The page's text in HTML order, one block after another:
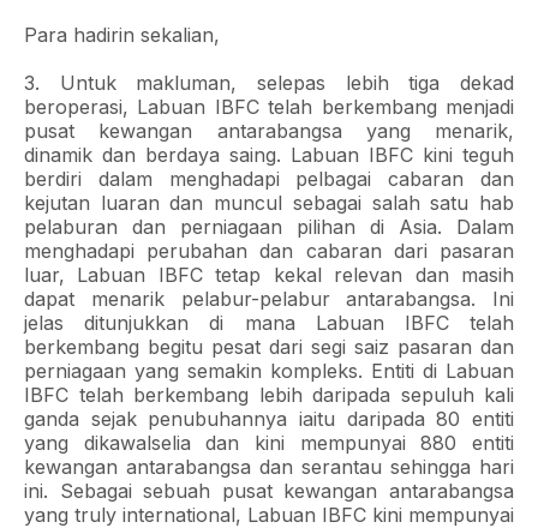
Para hadirin sekalian,
3. Untuk makluman, selepas lebih tiga dekad
beroperasi, Labuan IBFC telah berkembang menjadi
pusat kewangan antarabangsa yang menarik,
dinamik dan berdaya saing. Labuan IBFC kini teguh
berdiri dalam menghadapi pelbagai cabaran dan
kejutan luaran dan muncul sebagai salah satu hab
pelaburan dan perniagaan pilihan di Asia. Dalam
menghadapi perubahan dan cabaran dari pasaran
luar, Labuan IBFC tetap kekal relevan dan masih
dapat menarik pelabur-pelabur antarabangsa. Ini
jelas ditunjukkan di mana Labuan IBFC telah
berkembang begitu pesat dari segi saiz pasaran dan
perniagaan yang semakin kompleks. Entiti di Labuan
IBFC telah berkembang lebih daripada sepuluh kali
ganda sejak penubuhannya iaitu daripada 80 entiti
yang dikawalselia dan kini mempunyai 880 entiti
kewangan antarabangsa dan serantau sehingga hari
ini. Sebagai sebuah pusat kewangan antarabangsa
yang truly international, Labuan IBFC kini mempunyai